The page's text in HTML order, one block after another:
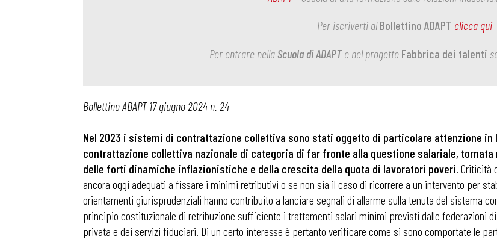
Per iscriverti alBollettino ADAPT clicca qui
Per entrare nella Scuola di ADAPT e nel progetto Fabbrica dei talenti
Bollettino ADAPT 17 giugno 2024 n. 24
Nel 2023 i sistemi di contrattazione collettiva sono stati oggetto di particolare attenzione
contrattazione collettiva nazionale di categoria di far fronte alla questione salariale,
delle forti dinamiche inflazionistiche e della crescita della quota di lavoratori poveri. Criticità
ancora oggi adeguati a fissare i minimi retributivi o se non sia il caso di ricorrere a un intervento per
orientamenti giurisprudenziali hanno contribuito a lanciare segnali di allarme sulla tenuta del sistema
principio costituzionale di retribuzione sufficiente i trattamenti salari minimi previsti dalle federazioni di
privata e dei servizi fiduciari. Di un certo interesse è pertanto verificare come si sono comportate le